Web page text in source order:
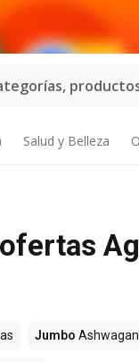
Salud y Belleza
Jumbo